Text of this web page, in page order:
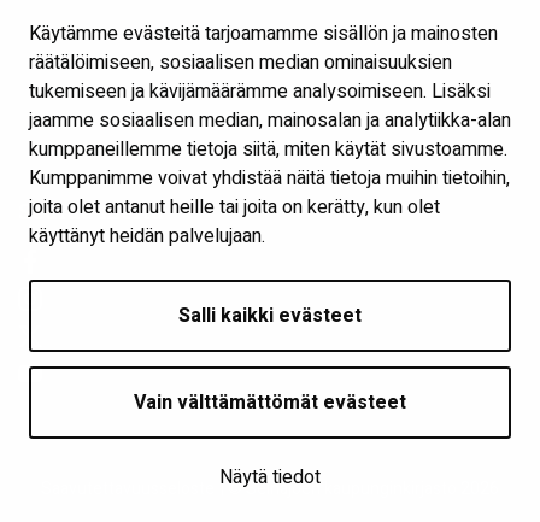
Käytämme evästeitä tarjoamamme sisällön ja mainosten
räätälöimiseen, sosiaalisen median ominaisuuksien
tukemiseen ja kävijämäärämme analysoimiseen. Lisäksi
jaamme sosiaalisen median, mainosalan ja analytiikka-alan
kumppaneillemme tietoja siitä, miten käytät sivustoamme.
Kumppanimme voivat yhdistää näitä tietoja muihin tietoihin,
joita olet antanut heille tai joita on kerätty, kun olet
käyttänyt heidän palvelujaan.
Salli kaikki evästeet
Vain välttämättömät evästeet
Näytä tiedot
Ota yhteyttä
Verkkokirjasto
Kaikki kirjaston some-kanavat
Näytä evästeasetukseni
Seuraa meitä
| © Seinäjoen kaupunginkirjasto 2026